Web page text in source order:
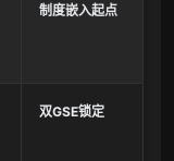
制度嵌入起点
双GSE锁定